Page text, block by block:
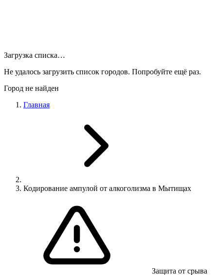
Загрузка списка…
Не удалось загрузить список городов. Попробуйте ещё раз.
Город не найден
Главная
Кодирование ампулой от алкоголизма в Мытищах
Защита от срыва